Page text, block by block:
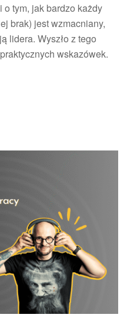
o tym, jak bardzo każdy
brak) jest wzmacniany,
lidera. Wyszło z tego
wskazówek.